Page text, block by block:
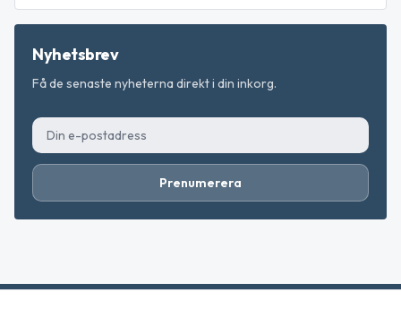
Nyhetsbrev
Få de senaste nyheterna direkt i din inkorg.
Prenumerera